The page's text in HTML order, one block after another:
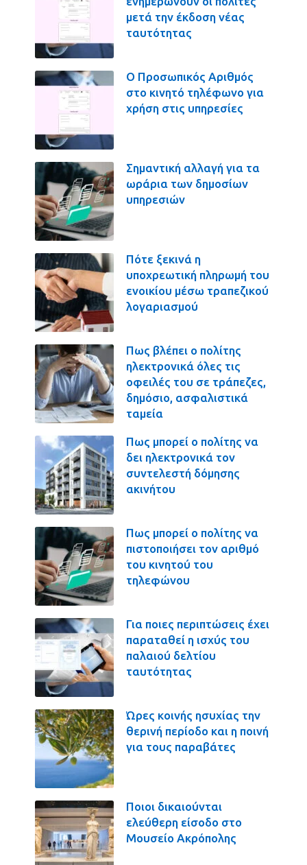
μετά την έκδοση νέας
ταυτότητας
Ο Προσωπικός Αριθμός
στο κινητό τηλέφωνο για
χρήση στις υπηρεσίες
Σημαντική αλλαγή για τα
ωράρια των δημοσίων
υπηρεσιών
Πότε ξεκινά η
υποχρεωτική πληρωμή του
ενοικίου μέσω τραπεζικού
λογαριασμού
Πως βλέπει ο πολίτης
ηλεκτρονικά όλες τις
οφειλές του σε τράπεζες,
δημόσιο, ασφαλιστικά
ταμεία
Πως μπορεί ο πολίτης να
δει ηλεκτρονικά τον
συντελεστή δόμησης
ακινήτου
Πως μπορεί ο πολίτης να
πιστοποιήσει τον αριθμό
του κινητού του
τηλεφώνου
Για ποιες περιπτώσεις έχει
παραταθεί η ισχύς του
παλαιού δελτίου
ταυτότητας
Ώρες κοινής ησυχίας την
θερινή περίοδο και η ποινή
για τους παραβάτες
Ποιοι δικαιούνται
ελεύθερη είσοδο στο
Μουσείο Ακρόπολης